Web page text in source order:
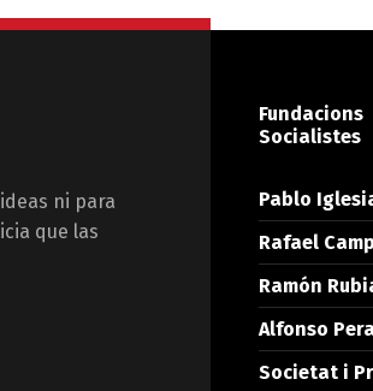
ni para
que las
Fundacions
Socialistes
Pablo
Rafael
Ramón
Alfonso
Societat i